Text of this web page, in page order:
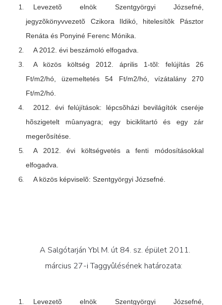
Levezetõ elnök Szentgyörgyi Józsefné,
jegyzõkönyvvezetõ Czikora Ildikó, hitelesítõk Pásztor
Renáta és Ponyiné Ferenc Mónika.
A 2012. évi beszámoló elfogadva.
A közös költség 2012. április 1-tõl: felújítás 26
Ft/m2/hó, üzemeltetés 54 Ft/m2/hó, vízátalány 270
Ft/m2/hó.
2012. évi felújítások: lépcsõházi bevilágítók cseréje
hõszigetelt mûanyagra; egy biciklitartó és egy zár
megerõsítése.
A 2012. évi költségvetés a fenti módosításokkal
elfogadva.
A közös képviselõ: Szentgyörgyi Józsefné.
A Salgótarján Ybl M. út 84. sz. épület 2011.
március 27-i Taggyûlésének határozata:
Levezetõ elnök Szentgyörgyi Józsefné,